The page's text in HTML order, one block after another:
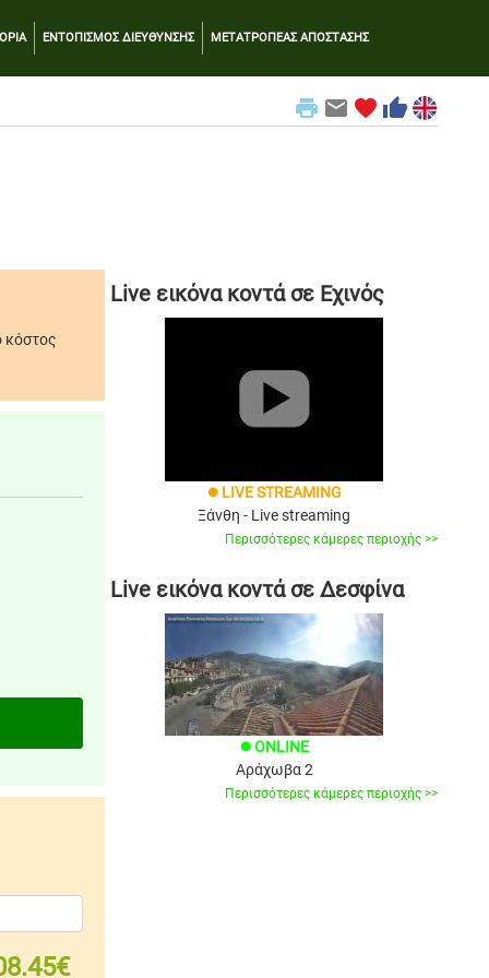
ΕΝΤΟΠΙΣΜΟΣ ΔΙΕΥΘΥΝΣΗΣ ΜΕΤΑΤΡΟΠΕΑΣ ΑΠΟΣΤΑΣΗΣ
print email favorite thumb_up
κόστος
Live εικόνα κοντά σε Εχινός
brightness_1 LIVE STREAMING
Ξάνθη - Live streaming
Περισσότερες κάμερες περιοχής >>
Live εικόνα κοντά σε Δεσφίνα
brightness_1 ONLINE
Αράχωβα 2
Περισσότερες κάμερες περιοχής >>